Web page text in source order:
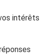
intérêts